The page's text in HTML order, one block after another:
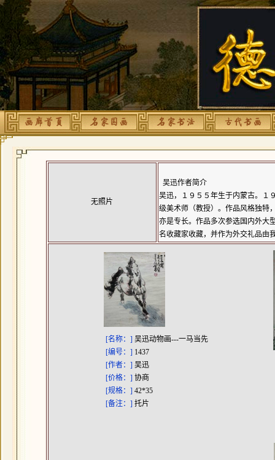
无照片
吴迅作者简介
吴迅，１９５５年生于内蒙古。１
级美术师（教授）。作品风格独特
亦是专长。作品多次参选国内外大
名收藏家收藏，并作为外交礼品由
[名称：] 吴迅动物画---一马当先
[编号：] 1437
[作者：] 吴迅
[价格：] 协商
[规格：] 42*35
[备注：] 托片